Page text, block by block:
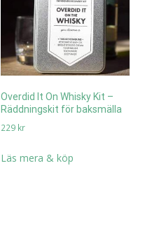
Overdid It On Whisky Kit –
Räddningskit för baksmälla
229 kr
Läs mera & köp